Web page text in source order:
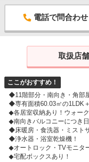
電話で問合わせ
取扱店舗
ここがおすすめ！
◆11階部分・南向き・角部
◆専有面積60.03㎡の1LDK
◆各居室収納あり！ウォー
◆南向きバルコニーにつき
◆床暖房・食洗器・ミスト
◆浄水器・浴室乾燥機！
◆オートロック・TVモニタ
◆宅配ボックスあり！